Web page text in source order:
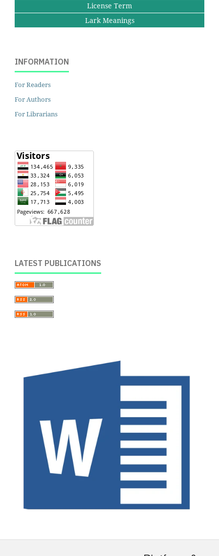
License Term
Lark Meanings
INFORMATION
For Readers
For Authors
For Librarians
LATEST PUBLICATIONS